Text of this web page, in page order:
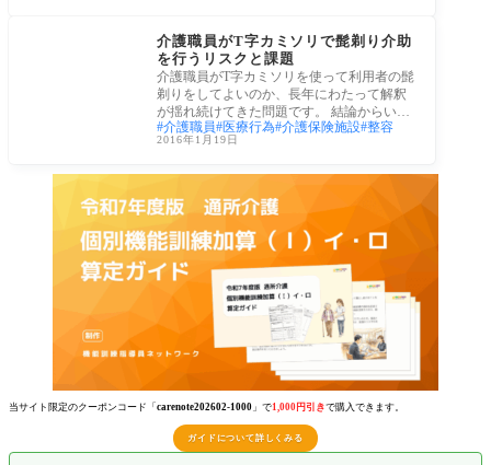
介護職員がT字カミソリで髭剃り介助
を行うリスクと課題
介護職員がT字カミソリを使って利用者の髭
剃りをしてよいのか、長年にわたって解釈
が揺れ続けてきた問題です。 結論からいう
と、
介護職員 医療行為 介護保険施設 整容
2016年1月19日
当サイト限定のクーポンコード「 carenote202602-1000 」で1,000円引きで購入できます。
ガイドについて詳しくみる